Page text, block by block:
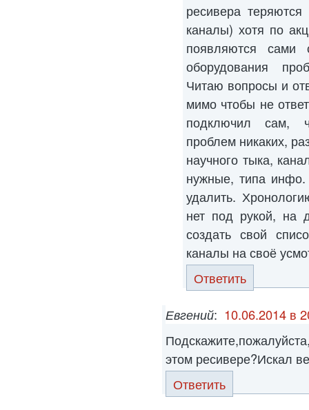
ресивера
каналы) хотя по
появляются сами
оборудования
Читаю вопросы и
мимо чтобы не
подключил сам,
проблем никаких,
научного тыка,
нужные, типа
удалить.
нет под рукой, на
создать свой
каналы на своё
Ответить
Евгений: 10.06.2014 в
этом ресивере?Искал
Ответить